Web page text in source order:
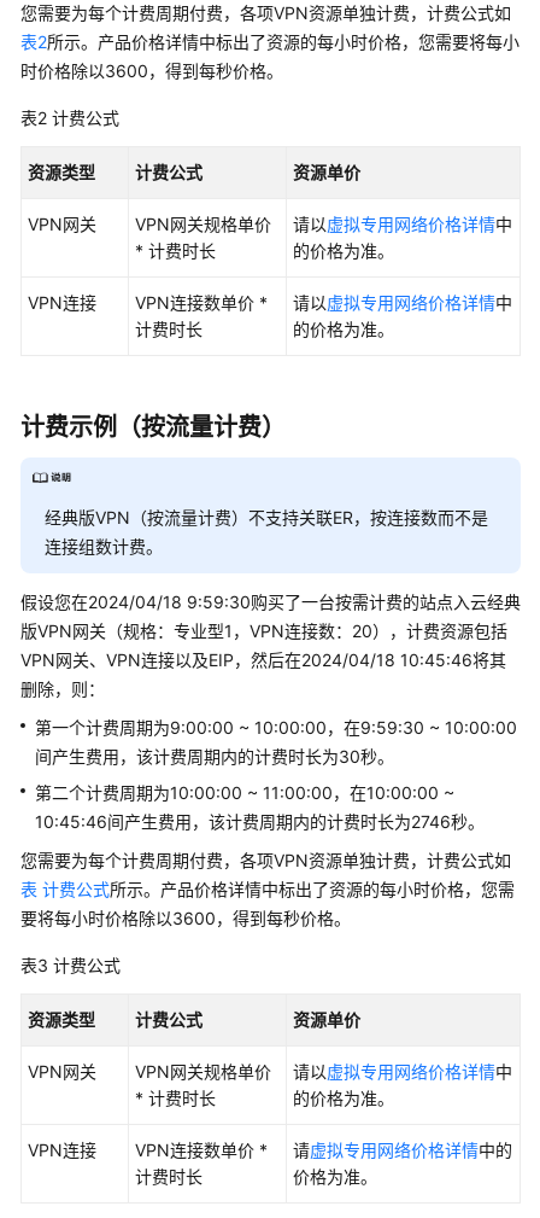
终
端
云
费
用
欠
说
停
计
费
计
费
快
速
入
门
用
户
南
管
指
您需要为每个计费周期付费，各项VPN资源单独计费，计费公式如
表2所示。产品价格详情中标出了资源的每小时价格，您需要将每小
时价格除以3600，得到每秒价格。
表2 计费公式
资源类型 计费公式 资源单价
VPN网关
VPN网关规格单价
* 计费时长
请以虚拟专用网络价格详情中
的价格为准。
VPN连接
VPN连接数单价 *
计费时长
请以虚拟专用网络价格详情中
的价格为准。
计费示例（按流量计费）
经典版VPN（按流量计费）不支持关联ER，按连接数而不是
连接组数计费。
假设您在2024/04/18 9:59:30购买了一台按需计费的站点入云经典
版VPN网关（规格：专业型1，VPN连接数：20），计费资源包括
VPN网关、VPN连接以及EIP，然后在2024/04/18 10:45:46将其
删除，则：
第一个计费周期为9:00:00 ~ 10:00:00，在9:59:30 ~ 10:00:00
间产生费用，该计费周期内的计费时长为30秒。
第二个计费周期为10:00:00 ~ 11:00:00，在10:00:00 ~
10:45:46间产生费用，该计费周期内的计费时长为2746秒。
您需要为每个计费周期付费，各项VPN资源单独计费，计费公式如
表 计费公式所示。产品价格详情中标出了资源的每小时价格，您需
要将每小时价格除以3600，得到每秒价格。
表3 计费公式
资源类型 计费公式 资源单价
VPN网关
VPN网关规格单价
* 计费时长
请以虚拟专用网络价格详情中
的价格为准。
VPN连接
VPN连接数单价 *
计费时长
请虚拟专用网络价格详情中的
价格为准。